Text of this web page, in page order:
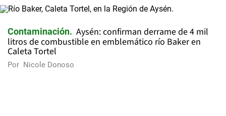
Contaminación
Aysén: confirman derrame de 4 mil
litros de combustible en emblemático río Baker en
Caleta Tortel
Por Nicole Donoso